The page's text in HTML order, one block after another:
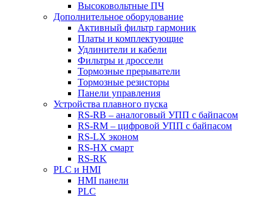
Высоковольтные ПЧ
Дополнительное оборудование
Активный фильтр гармоник
Платы и комплектующие
Удлинители и кабели
Фильтры и дроссели
Тормозные прерыватели
Тормозные резисторы
Панели управления
Устройства плавного пуска
RS-RB – аналоговый УПП с байпасом
RS-RM – цифровой УПП с байпасом
RS-LX эконом
RS-HX смарт
RS-RK
PLC и HMI
HMI панели
PLC